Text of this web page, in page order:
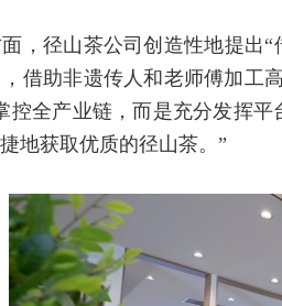
，径山茶公司创造性地提出
借助非遗传人和老师傅加工
控全产业链，而是充分发挥
地获取优质的径山茶。”